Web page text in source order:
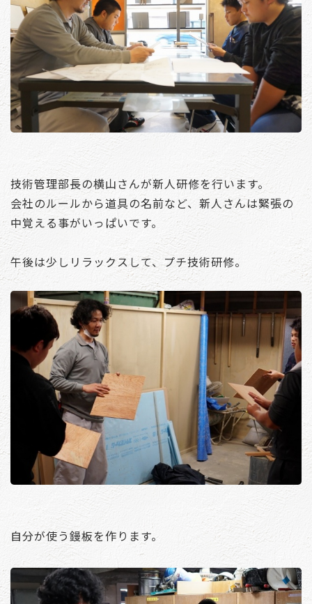
技術管理部長の横山さんが新人研修を行います。
会社のルールから道具の名前など、新人さんは緊張の
中覚える事がいっぱいです。
午後は少しリラックスして、プチ技術研修。
自分が使う鏝板を作ります。